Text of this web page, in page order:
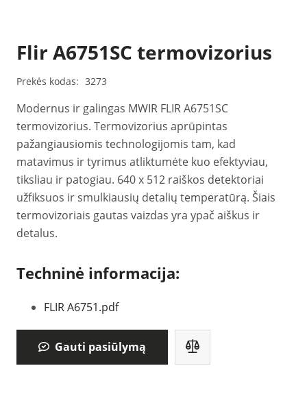
Flir A6751SC termovizorius
Prekės kodas: 3273
Modernus ir galingas MWIR FLIR A6751SC
termovizorius. Termovizorius aprūpintas
pažangiausiomis technologijomis tam, kad
matavimus ir tyrimus atliktumėte kuo efektyviau,
tiksliau ir patogiau. 640 x 512 raiškos detektoriai
užfiksuos ir smulkiausių detalių temperatūrą. Šiais
termovizoriais gautas vaizdas yra ypač aiškus ir
detalus.
Techninė informacija:
FLIR A6751.pdf
Gauti pasiūlymą